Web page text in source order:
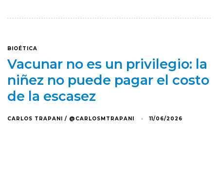
BIOÉTICA
Vacunar no es un privilegio: la
niñez no puede pagar el costo
de la escasez
CARLOS TRAPANI / @CARLOSMTRAPANI 11/06/2026